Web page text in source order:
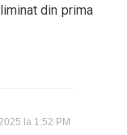
din prima
la 1:52 PM